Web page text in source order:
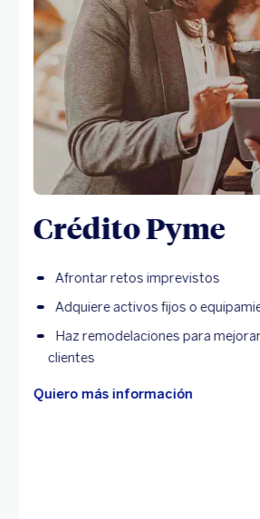
Crédito Pyme
Afrontar retos imprevistos
Adquiere activos fijos o
Haz remodelaciones para
clientes
Quiero más información